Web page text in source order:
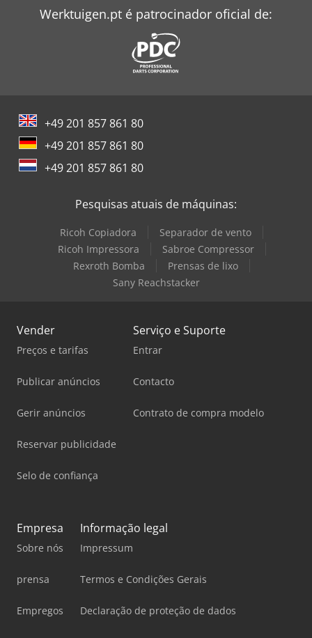
Werktuigen.pt é patrocinador oficial de:
+49 201 857 861 80
+49 201 857 861 80
+49 201 857 861 80
Pesquisas atuais de máquinas:
Ricoh Copiadora
Separador de vento
Ricoh Impressora
Sabroe Compressor
Rexroth Bomba
Prensas de lixo
Sany Reachstacker
Vender
Preços e tarifas
Publicar anúncios
Gerir anúncios
Reservar publicidade
Selo de confiança
Serviço e Suporte
Entrar
Contacto
Contrato de compra modelo
Empresa
Sobre nós
prensa
Empregos
Informação legal
Impressum
Termos e Condições Gerais
Declaração de proteção de dados